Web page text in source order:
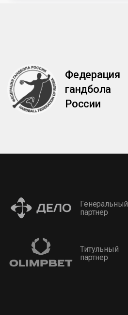
Федерация
гандбола
России
Генеральный
партнер
Титульный
партнер